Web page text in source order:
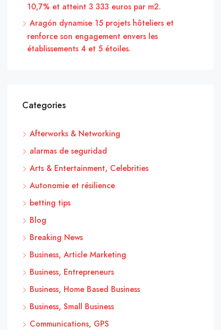
10,7% et atteint 3 333 euros par m2.
Aragón dynamise 15 projets hôteliers et
renforce son engagement envers les
établissements 4 et 5 étoiles.
Categories
Afterworks & Networking
alarmas de seguridad
Arts & Entertainment, Celebrities
Autonomie et résilience
betting tips
Blog
Breaking News
Business, Article Marketing
Business, Entrepreneurs
Business, Home Based Business
Business, Small Business
Communications, GPS